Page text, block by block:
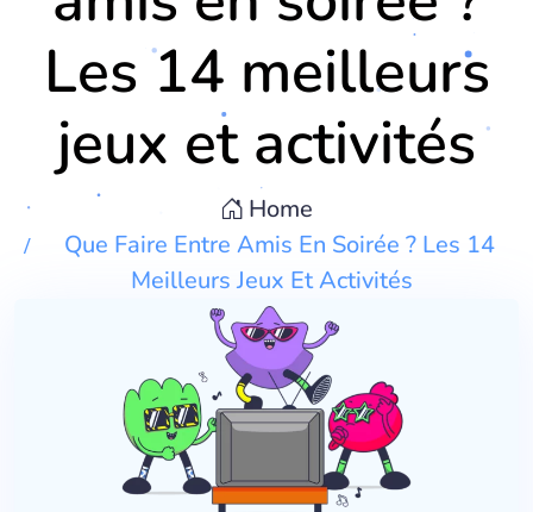
Les 14 meilleurs
jeux et activités
Home
Que Faire Entre Amis En Soirée ? Les 14
Meilleurs Jeux Et Activités